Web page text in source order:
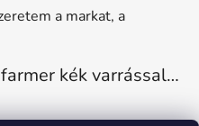
a markat, a
WR.UP® 7/8 Sötétkék farmer kék varrással, superskinny RE(MOVE) WRUP4RC002ORG, J0B